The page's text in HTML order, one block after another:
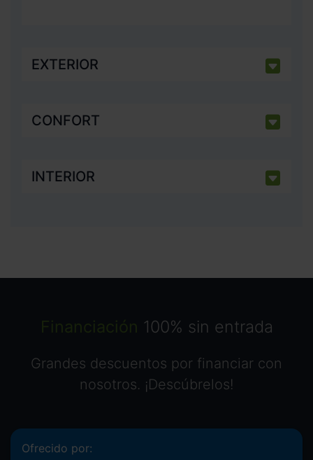
EXTERIOR
CONFORT
INTERIOR
Financiación 100% sin entrada
Grandes descuentos por financiar con
nosotros. ¡Descúbrelos!
Ofrecido por: